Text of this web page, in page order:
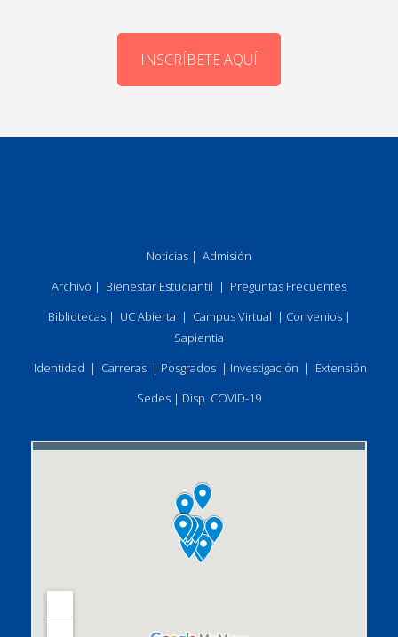
INSCRÍBETE AQUÍ
Noticias | Admisión
Archivo | Bienestar Estudiantil | Preguntas Frecuentes
Bibliotecas| UC Abierta | Campus Virtual | Convenios|
Sapientia
Identidad | Carreras | Posgrados | Investigación | Extensión
Sedes | Disp. COVID-19